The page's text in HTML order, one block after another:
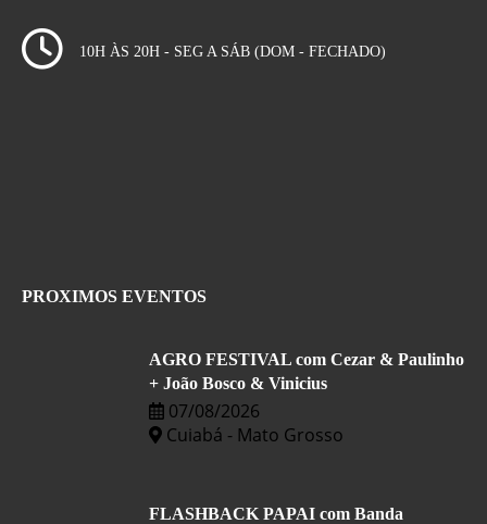
10H ÀS 20H - SEG A SÁB (DOM - FECHADO)
PROXIMOS EVENTOS
AGRO FESTIVAL com Cezar & Paulinho
+ João Bosco & Vinicius
07/08/2026
Cuiabá - Mato Grosso
FLASHBACK PAPAI com Banda